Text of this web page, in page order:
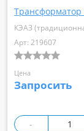
КЭАЗ
Арт: 219607
Цена
Запросить
-